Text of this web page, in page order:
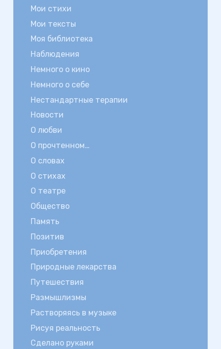
Мои стихи
Мои тексты
Моя библиотека
Наблюдения
Немного о кино
Немного о себе
Нестандартные терапии
Новости
О любви
О прочтенном…
О словах
О стихах
О театре
Общество
Память
Позитив
Приобретения
Природные лекарства
Путешествия
Размышлизмы
Растворяясь в музыке
Рисуя реальность
Сделано руками